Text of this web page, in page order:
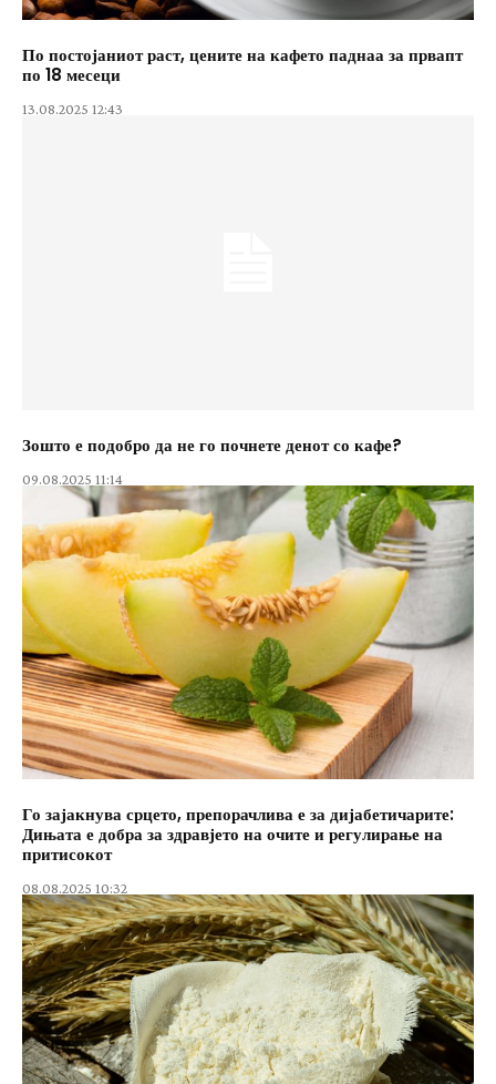
По постојаниот раст, цените на кафето паднаа за првапт
по 18 месеци
13.08.2025 12:43
Зошто е подобро да не го почнете денот со кафе?
09.08.2025 11:14
Го зајакнува срцето, препорачлива е за дијабетичарите:
Дињата е добра за здравјето на очите и регулирање на
притисокот
08.08.2025 10:32